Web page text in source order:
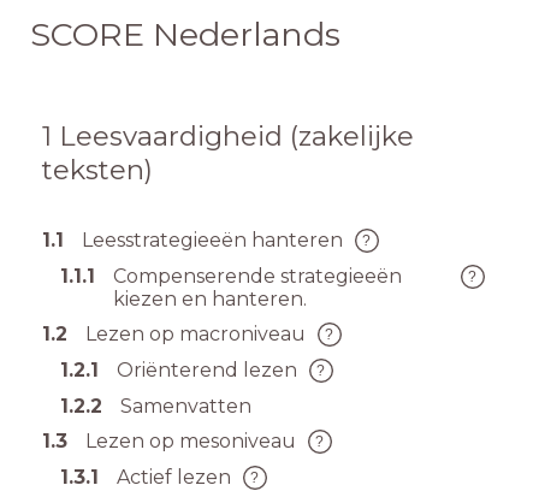
SCORE Nederlands
1 Leesvaardigheid (zakelijke
teksten)
1.1
Leesstrategieeën hanteren
1.1.1
Compenserende strategieeën
kiezen en hanteren.
1.2
Lezen op macroniveau
1.2.1
Oriënterend lezen
1.2.2
Samenvatten
1.3
Lezen op mesoniveau
1.3.1
Actief lezen